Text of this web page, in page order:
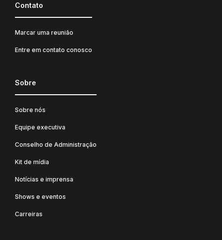
Contato
Marcar uma reunião
Entre em contato conosco
Sobre
Sobre nós
Equipe executiva
Conselho de Administração
Kit de mídia
Notícias e imprensa
Shows e eventos
Carreiras